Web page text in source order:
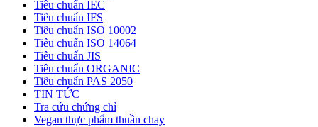
Tiêu chuẩn IEC
Tiêu chuẩn IFS
Tiêu chuẩn ISO 10002
Tiêu chuẩn ISO 14064
Tiêu chuẩn JIS
Tiêu chuẩn ORGANIC
Tiêu chuẩn PAS 2050
TIN TỨC
Tra cứu chứng chỉ
Vegan thực phẩm thuần chay